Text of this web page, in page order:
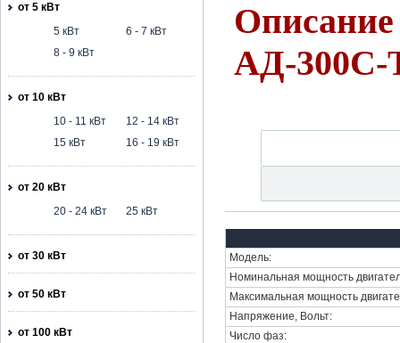
от 5 кВт
5 кВт
6 - 7 кВт
8 - 9 кВт
от 10 кВт
10 - 11 кВт
12 - 14 кВт
15 кВт
16 - 19 кВт
от 20 кВт
20 - 24 кВт
25 кВт
от 30 кВт
от 50 кВт
от 100 кВт
Описание
АД-300С-
Модель:
Номинальная мощность
Максимальная мощность
Напряжение, Вольт:
Число фаз: